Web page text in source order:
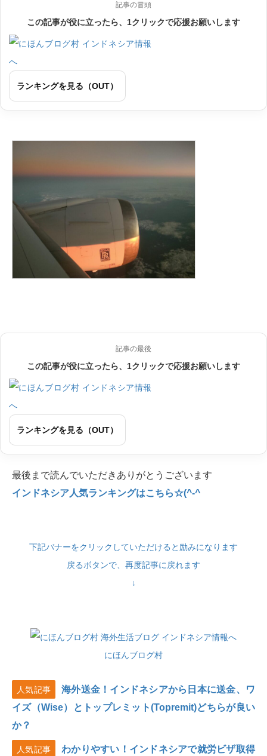
記事の冒頭
この記事が役に立ったら、1クリックで応援お願いします
ランキングを見る（OUT）
記事の最後
この記事が役に立ったら、1クリックで応援お願いします
ランキングを見る（OUT）
最後まで読んでいただきありがとうございます
インドネシア人気ランキングはこちら☆(^-^
下記バナーをクリックしていただけると励みになります
戻るボタンで、再度記事に戻れます
↓
にほんブログ村
人気記事
海外送金！インドネシアから日本に送金、ワ
イズ（Wise）とトップレミット(Topremit)どちらが良い
か？
人気記事
わかりやすい！インドネシアで就労ビザ取得